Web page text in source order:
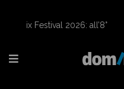
12:27
- Fioritura di